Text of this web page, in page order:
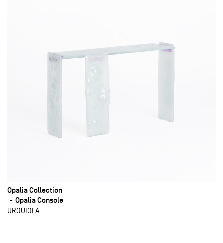
Opalia Collection
Opalia Console
URQUIOLA